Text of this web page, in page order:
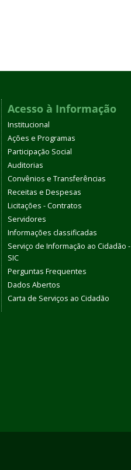
Acesso à Informação
Institucional
Ações e Programas
Participação Social
Auditorias
Convênios e Transferências
Receitas e Despesas
Licitações - Contratos
Servidores
Informações classificadas
Serviço de Informação ao Cidadão -
SIC
Perguntas Frequentes
Dados Abertos
Carta de Serviços ao Cidadão